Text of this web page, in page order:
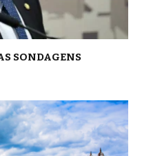
SONDAGENS